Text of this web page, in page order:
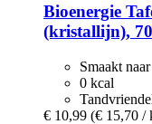
Bioenergie
(kristallijn),
Smaakt
0 kcal
€ 10,99 (€ 15,70 /